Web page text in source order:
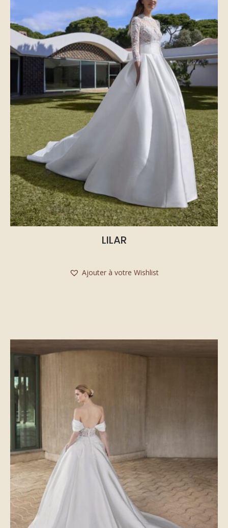
LILAR
Ajouter à votre Wishlist